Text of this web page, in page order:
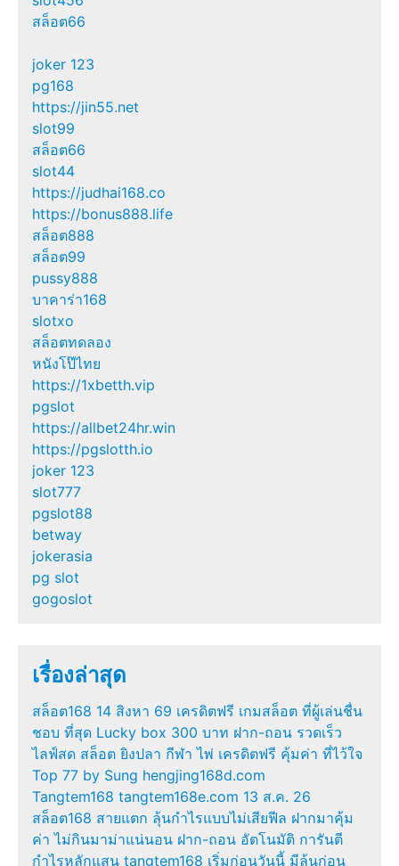
สล็อต66
joker 123
pg168
https://jin55.net
slot99
สล็อต66
slot44
https://judhai168.co
https://bonus888.life
สล็อต888
สล็อต99
pussy888
บาคาร่า168
slotxo
สล็อตทดลอง
หนังโป๊ไทย
https://1xbetth.vip
pgslot
https://allbet24hr.win
https://pgslotth.io
joker 123
slot777
pgslot88
betway
jokerasia
pg slot
gogoslot
เรื่องล่าสุด
สล็อต168 14 สิงหา 69 เครดิตฟรี เกมสล็อต ที่ผู้เล่นชื่น
ชอบ ที่สุด Lucky box 300 บาท ฝาก-ถอน รวดเร็ว
ไลฟ์สด สล็อต ยิงปลา กีฬา ไพ่ เครดิตฟรี คุ้มค่า ที่ไว้ใจ
Top 77 by Sung hengjing168d.com
Tangtem168 tangtem168e.com 13 ส.ค. 26
สล็อต168 สายแตก ลุ้นกำไรแบบไม่เสียฟีล ฝากมาคุ้ม
ค่า ไม่กินมาม่าแน่นอน ฝาก-ถอน อัตโนมัติ การันตี
กำไรหลักแสน tangtem168 เริ่มก่อนวันนี้ มีลุ้นก่อน